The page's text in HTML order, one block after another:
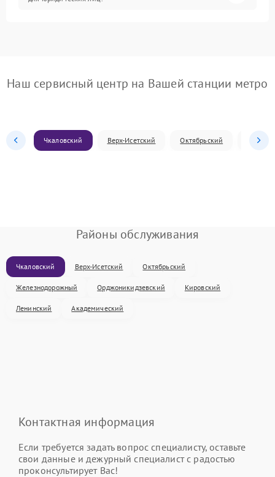
Наш сервисный центр на Вашей станции метро
Чкаловский Верх-Исетский Октябрьский
Районы обслуживания
Чкаловский Верх-Исетский Октябрьский
Железнодорожный Орджоникидзевский Кировский
Ленинский Академический
Контактная информация
Если требуется задать вопрос специалисту, оставьте
свои данные и дежурный специалист с радостью
проконсультирует Вас!